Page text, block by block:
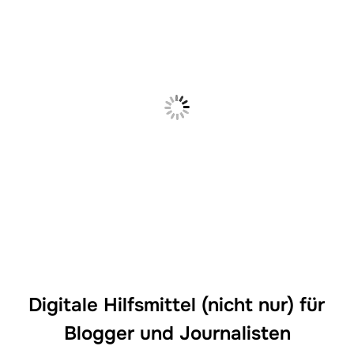
Digitale Hilfsmittel (nicht nur) für
Blogger und Journalisten